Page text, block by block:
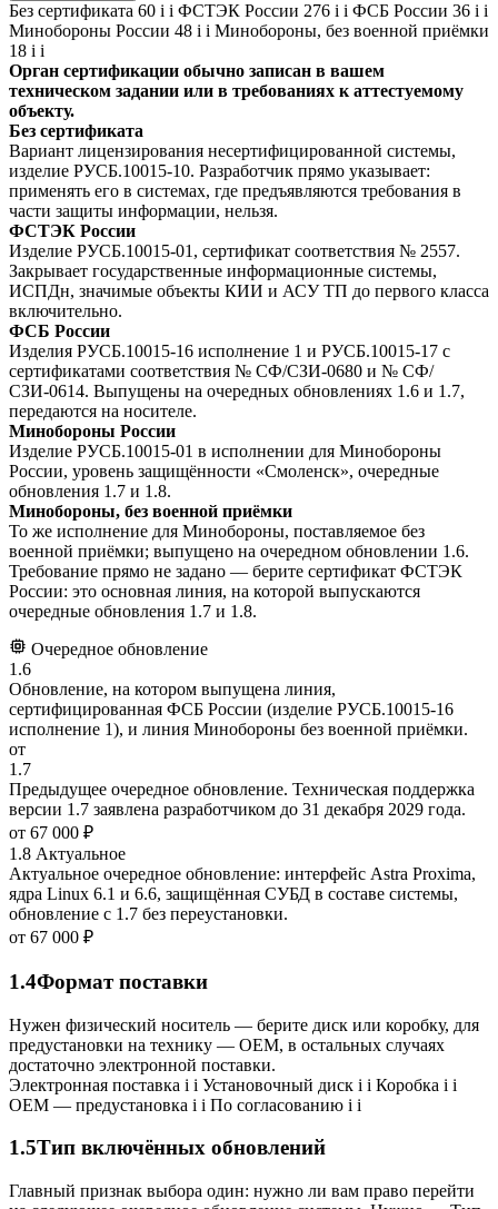
Без сертификата 60 i i ФСТЭК России 276 i i ФСБ России 36 i i
Минобороны России 48 i i Минобороны, без военной приёмки
18 i i
Орган сертификации обычно записан в вашем
техническом задании или в требованиях к аттестуемому
объекту.
Без сертификата
Вариант лицензирования несертифицированной системы,
изделие РУСБ.10015-10. Разработчик прямо указывает:
применять его в системах, где предъявляются требования в
части защиты информации, нельзя.
ФСТЭК России
Изделие РУСБ.10015-01, сертификат соответствия № 2557.
Закрывает государственные информационные системы,
ИСПДн, значимые объекты КИИ и АСУ ТП до первого класса
включительно.
ФСБ России
Изделия РУСБ.10015-16 исполнение 1 и РУСБ.10015-17 с
сертификатами соответствия № СФ/СЗИ-0680 и № СФ/
СЗИ-0614. Выпущены на очередных обновлениях 1.6 и 1.7,
передаются на носителе.
Минобороны России
Изделие РУСБ.10015-01 в исполнении для Минобороны
России, уровень защищённости «Смоленск», очередные
обновления 1.7 и 1.8.
Минобороны, без военной приёмки
То же исполнение для Минобороны, поставляемое без
военной приёмки; выпущено на очередном обновлении 1.6.
Требование прямо не задано — берите сертификат ФСТЭК
России: это основная линия, на которой выпускаются
очередные обновления 1.7 и 1.8.
Очередное обновление
1.6
Обновление, на котором выпущена линия,
сертифицированная ФСБ России (изделие РУСБ.10015-16
исполнение 1), и линия Минобороны без военной приёмки.
от
1.7
Предыдущее очередное обновление. Техническая поддержка
версии 1.7 заявлена разработчиком до 31 декабря 2029 года.
от 67 000 ₽
1.8 Актуальное
Актуальное очередное обновление: интерфейс Astra Proxima,
ядра Linux 6.1 и 6.6, защищённая СУБД в составе системы,
обновление с 1.7 без переустановки.
от 67 000 ₽
1.4Формат поставки
Нужен физический носитель — берите диск или коробку, для
предустановки на технику — OEM, в остальных случаях
достаточно электронной поставки.
Электронная поставка i i Установочный диск i i Коробка i i
OEM — предустановка i i По согласованию i i
1.5Тип включённых обновлений
Главный признак выбора один: нужно ли вам право перейти